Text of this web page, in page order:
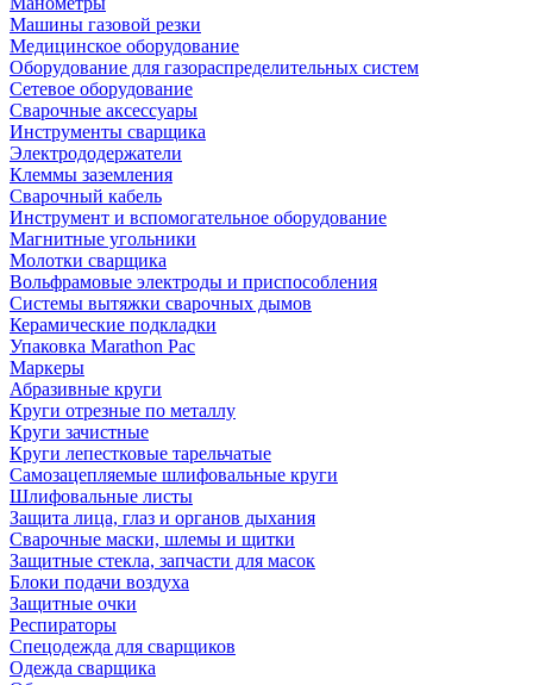
Машины газовой резки
Медицинское оборудование
Оборудование для газораспределительных систем
Сетевое оборудование
Сварочные аксессуары
Инструменты сварщика
Электрододержатели
Клеммы заземления
Сварочный кабель
Инструмент и вспомогательное оборудование
Магнитные угольники
Молотки сварщика
Вольфрамовые электроды и приспособления
Системы вытяжки сварочных дымов
Керамические подкладки
Упаковка Marathon Pac
Маркеры
Абразивные круги
Круги отрезные по металлу
Круги зачистные
Круги лепестковые тарельчатые
Самозацепляемые шлифовальные круги
Шлифовальные листы
Защита лица, глаз и органов дыхания
Сварочные маски, шлемы и щитки
Защитные стекла, запчасти для масок
Блоки подачи воздуха
Защитные очки
Респираторы
Спецодежда для сварщиков
Одежда сварщика